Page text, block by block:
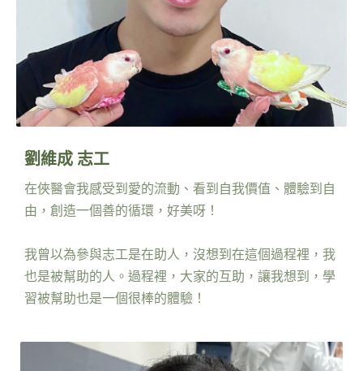
劉維成 志工
在俠醫會我感受到愛的流動、看到自我價值、體驗到自
由，創造一個善的循環，好美呀！
我曾以為參與志工是在助人，沒想到在這個過程裡，我
也是被幫助的人。過程裡，大家的互助，讓我想到，學
習被幫助也是一個很棒的體驗！